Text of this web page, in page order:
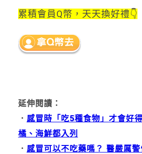
累積會員Q幣，天天換好禮👇
延伸閱讀：
． 感冒時「吃5種食物」才會好
橘、海鮮都入列
． 感冒可以不吃藥嗎？ 醫嚴厲